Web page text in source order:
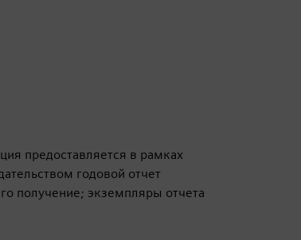
предоставляется в рамках
годовой отчет
получение; экземпляры отчета